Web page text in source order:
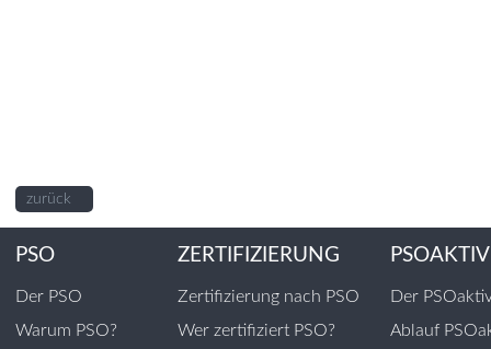
zurück
PSO
Der PSO
Warum PSO?
ZERTIFIZIERUNG
Zertifizierung nach PSO
Wer zertifiziert PSO?
PSOAKTIV
Der
Ablauf